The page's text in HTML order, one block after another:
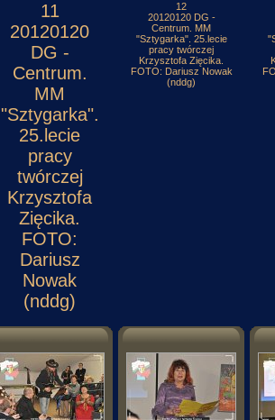
11
20120120
DG -
Centrum.
MM
"Sztygarka".
25.lecie
pracy
twórczej
Krzysztofa
Zięcika.
FOTO:
Dariusz
Nowak
(nddg)
12
20120120 DG -
Centrum. MM
"Sztygarka". 25.lecie
pracy twórczej
Krzysztofa Zięcika.
FOTO: Dariusz Nowak
(nddg)